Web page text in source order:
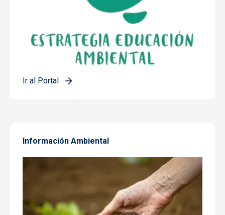
Ir al Portal
Información Ambiental